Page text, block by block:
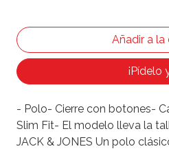
¡Pídelo
- Polo- Cierre con botones-
Slim Fit- El modelo lleva la
JACK & JONES Un polo